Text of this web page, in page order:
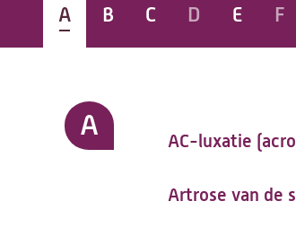
A B C D E F
A AC-luxatie
Artrose van de